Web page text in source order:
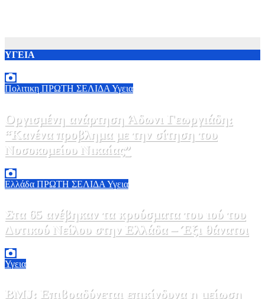
ΥΓΕΙΑ
Πολιτικη ΠΡΩΤΗ ΣΕΛΙΔΑΥγεια
Οργισμένη ανάρτηση Άδωνι Γεωργιάδη:
“Κανένα προβλημα με την σίτηση του
Νοσοκομείου Νικαίας”
Ελλάδα ΠΡΩΤΗ ΣΕΛΙΔΑ Υγεια
Στα 65 ανέβηκαν τα κρούσματα του ιού του
Δυτικού Νείλου στην Ελλάδα – Έξι θάνατοι
Υγεια
BMJ: Επιβραδύνεται επικίνδυνα η μείωση